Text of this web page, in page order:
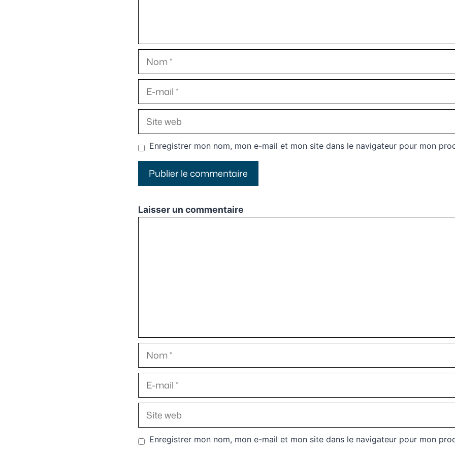
Nom
E-
mail
Site
web
Enregistrer mon nom, mon e-mail et mon site dans le navigateur pour mon
Laisser un commentaire
Nom
E-
mail
Site
web
Enregistrer mon nom, mon e-mail et mon site dans le navigateur pour mon